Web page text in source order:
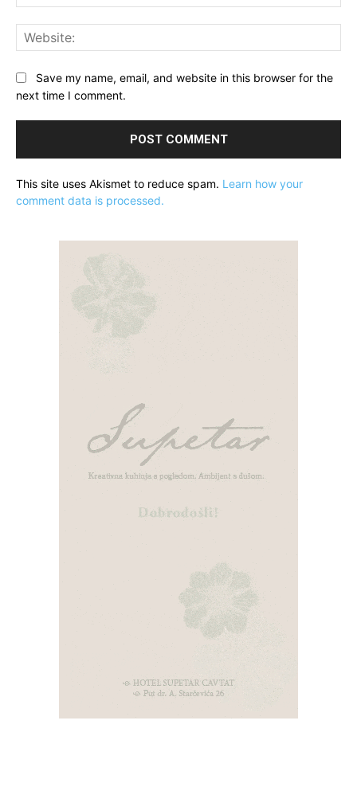
Save my name, email, and website in this browser for the
next time I comment.
This site uses Akismet to reduce spam. Learn how your
comment data is processed.